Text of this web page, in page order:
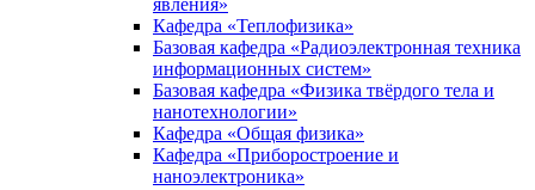
явления»
Кафедра «Теплофизика»
Базовая кафедра «Радиоэлектронная техника
информационных систем»
Базовая кафедра «Физика твёрдого тела и
нанотехнологии»
Кафедра «Общая физика»
Кафедра «Приборостроение и
наноэлектроника»